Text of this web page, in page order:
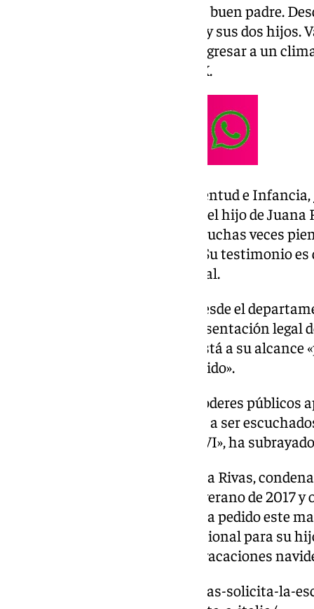
«Un maltratador nunca será un buen padre.
estamos al lado de Juana Rivas y sus dos hijos.
para que Daniel no tenga que regresar a un
en un mensaje en la red social X.
Por su parte, la ministra de Juventud e Infancia,
«preocupada» por la seguridad del hijo de
hijo de Juana Rivas, decir que muchas veces
preocupadas por su seguridad. Su testimonio
asegurado en la misma red social.
Asimismo, Rego ha dicho que desde el
estrecho contacto» con la representación legal
hijos para hacer «todo» lo que está a su alcance
Daniel a ser escuchado y protegido».
«Es importante que todos los poderes públicos
derecho de las niñas y los niños a ser
Protección del Menor y la LOPIVI», ha
La representación legal de Juana Rivas,
de sus dos hijos menores en el verano de 2017
parte del Gobierno de España, ha pedido este
medidas de protección internacional para su
con su padre tras el periodo de vacaciones
https://www.101tv.es/juana-rivas-solicita-la-